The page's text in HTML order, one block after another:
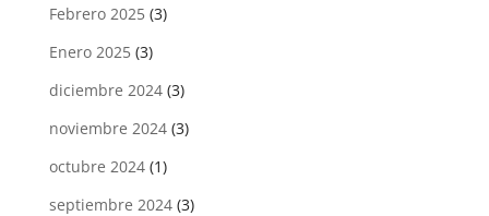
Febrero 2025(3)
Enero 2025(3)
diciembre 2024(3)
noviembre 2024(3)
octubre 2024(1)
septiembre 2024(3)